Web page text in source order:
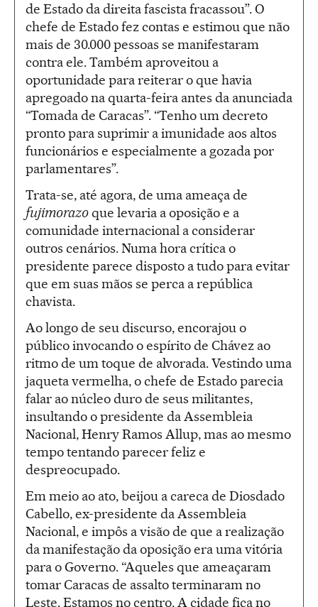
de Estado da direita fascista fracassou”. O
chefe de Estado fez contas e estimou que não
mais de 30.000 pessoas se manifestaram
contra ele. Também aproveitou a
oportunidade para reiterar o que havia
apregoado na quarta-feira antes da anunciada
“Tomada de Caracas”. “Tenho um decreto
pronto para suprimir a imunidade aos altos
funcionários e especialmente a gozada por
parlamentares”.
Trata-se, até agora, de uma ameaça de
fujimorazoque levaria a oposição e a
comunidade internacional a considerar
outros cenários. Numa hora crítica o
presidente parece disposto a tudo para evitar
que em suas mãos se perca a república
chavista.
Ao longo de seu discurso, encorajou o
público invocando o espírito de Chávez ao
ritmo de um toque de alvorada. Vestindo uma
jaqueta vermelha, o chefe de Estado parecia
falar ao núcleo duro de seus militantes,
insultando o presidente da Assembleia
Nacional, Henry Ramos Allup, mas ao mesmo
tempo tentando parecer feliz e
despreocupado.
Em meio ao ato, beijou a careca de Diosdado
Cabello, ex-presidente da Assembleia
Nacional, e impôs a visão de que a realização
da manifestação da oposição era uma vitória
para o Governo. “Aqueles que ameaçaram
tomar Caracas de assalto terminaram no
Leste. Estamos no centro. A cidade fica no